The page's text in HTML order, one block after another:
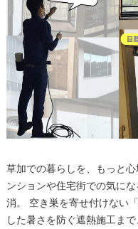
草加での暮らしを、もっと
ンションや住宅街での気に
消。 空き巣を寄せ付けない
した暑さを防ぐ遮熱施工ま